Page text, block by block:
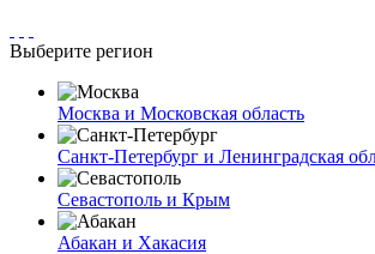
Выберите регион
Москва и Московская область
Санкт-Петербург и Ленинградская
Севастополь и Крым
Абакан и Хакасия